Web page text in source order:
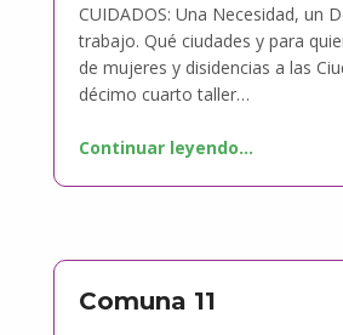
CUIDADOS: Una Necesidad, un
trabajo. Qué ciudades y para
de mujeres y disidencias a las
décimo cuarto taller…
Continuar leyendo…
Comuna 11